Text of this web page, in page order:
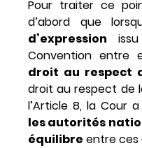
Pour traiter ce
d’abord que
d’expression
Convention entre
droit au respect
droit au respect de
l’Article 8, la Cour
les autorités
équilibre entre ces